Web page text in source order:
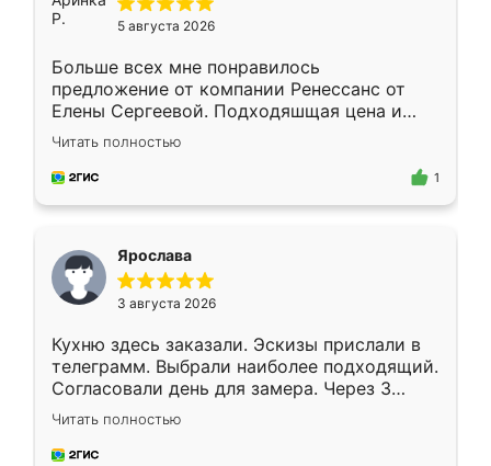
5 августа 2026
Больше всех мне понравилось
предложение от компании Ренессанс от
Елены Сергеевой. Подходяшщая цена и
короткие сроки изготовления. Приехавший
для замера сотрудник Владислав
предложил по моему эскизу самый
Читать полностью
1
Ярослава
3 августа 2026
Кухню здесь заказали. Эскизы прислали в
телеграмм. Выбрали наиболее подходящий.
Согласовали день для замера. Через 3
недели кухня была уже готова. Остались
довольны работой. Спасибо Ренессанс
мебель за качественную работу!
Читать полностью